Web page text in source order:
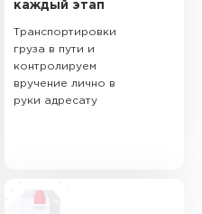
каждый этап
Транспортировки
груза в пути и
контролируем
вручение лично в
руки адресату